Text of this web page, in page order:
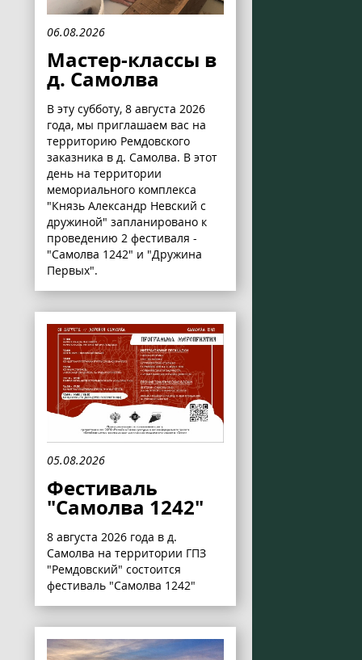
06.08.2026
Мастер-классы в
д. Самолва
В эту субботу, 8 августа 2026
года, мы приглашаем вас на
территорию Ремдовского
заказника в д. Самолва. В этот
день на территории
мемориального комплекса
"Князь Александр Невский с
дружиной" запланировано к
проведению 2 фестиваля -
"Самолва 1242" и "Дружина
Первых".
05.08.2026
Фестиваль
"Самолва 1242"
8 августа 2026 года в д.
Самолва на территории ГПЗ
"Ремдовский" состоится
фестиваль "Самолва 1242"